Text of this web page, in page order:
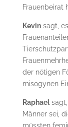
Frauenbeirat
Kevinsagt,
der nötigen
misogynen
Raphaelsagt,
Männer sei,
müssten